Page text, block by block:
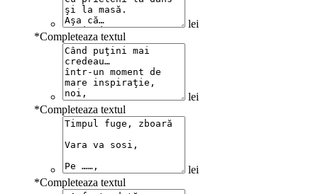
lei
*Completeaza textul
lei
*Completeaza textul
lei
*Completeaza textul